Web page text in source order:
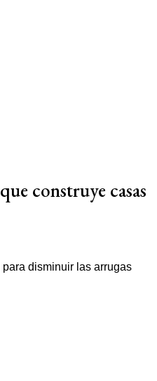
construye casas